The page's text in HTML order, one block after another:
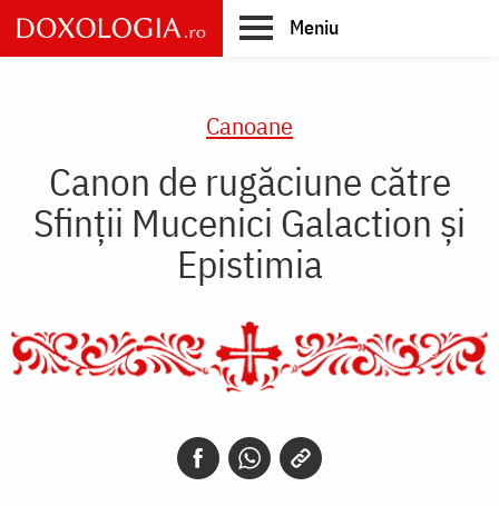
Skip
to
main
Meniu
Canoane
Canon de rugăciune către
Sfinţii Mucenici Galaction şi
Epistimia